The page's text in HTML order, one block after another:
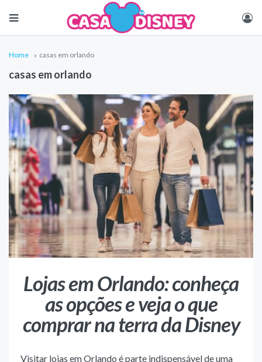
Home casas em orlando
casas em orlando
Lojas em Orlando: conheça
as opções e veja o que
comprar na terra da Disney
Visitar lojas em Orlando é parte indispensável de uma